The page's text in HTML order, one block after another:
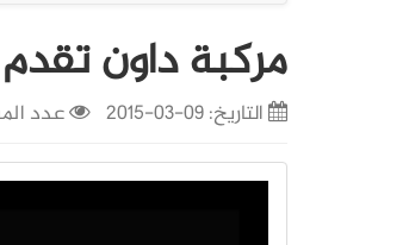
مركبة داون
التاريخ:09-03-2015 عدد